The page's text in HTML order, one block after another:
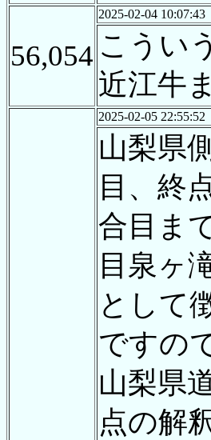
56,054
2025-02-04 10:07:43
こうい
近江牛
2025-02-05 22:55:52
山梨県
目、終
合目ま
目泉ヶ
として
ですの
山梨県
点の解